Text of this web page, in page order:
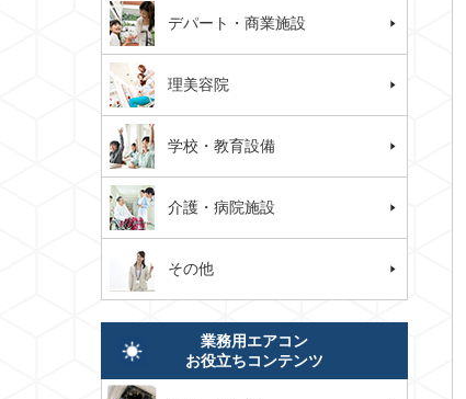
デパート・商業施設
理美容院
学校・教育設備
介護・病院施設
その他
業務用エアコン
お役立ちコンテンツ